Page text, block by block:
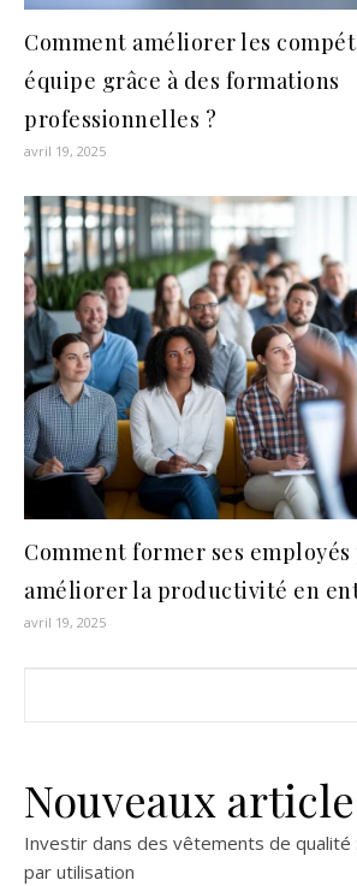
Comment améliorer les
équipe grâce à des formations
professionnelles ?
avril 19, 2025
Comment former ses
améliorer la productivité en
avril 19, 2025
Nouveaux
Investir dans des vêtements de qualité
par utilisation